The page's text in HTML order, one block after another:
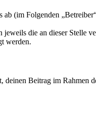
(im Folgenden
die an dieser Stelle
werden.
Beitrag im Rahmen